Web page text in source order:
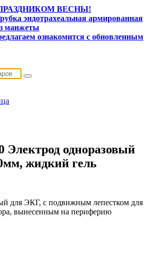
ВЕСНЫ!
эндотрахеальная армированная
манжеты
ознакомится с обновленным
Электрод одноразовый
жидкий гель
для ЭКГ, с подвижным лепестком для
вынесенным на периферию